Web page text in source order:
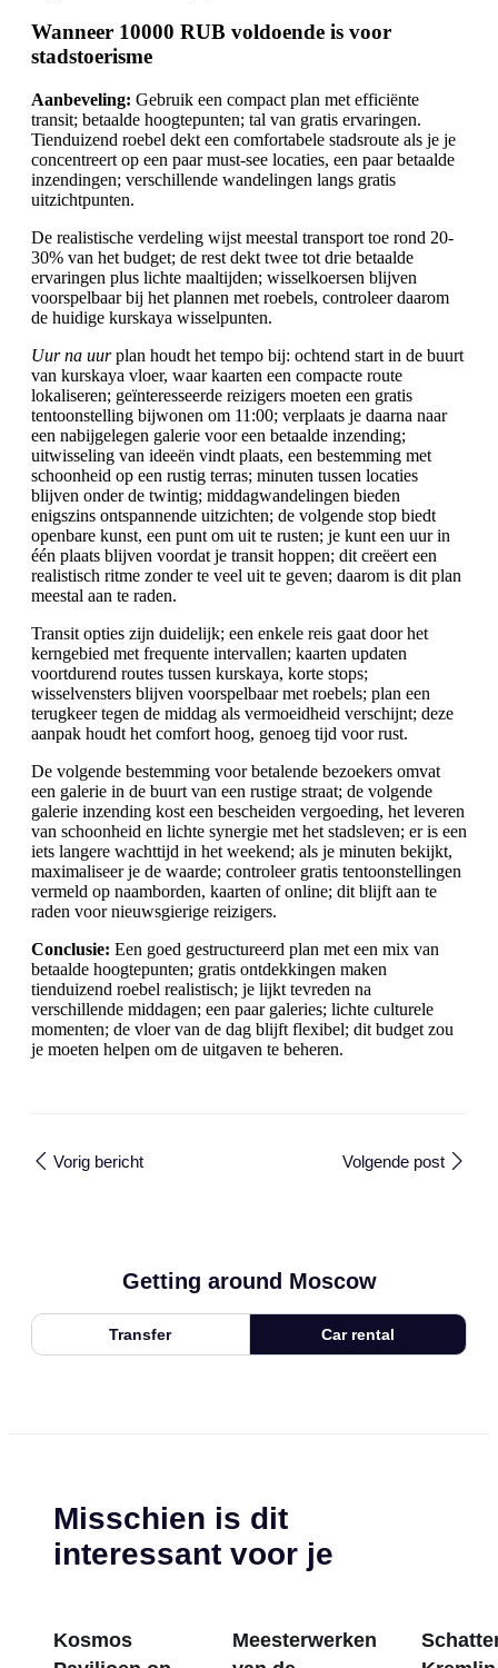
Wanneer 10000 RUB voldoende is voor
stadstoerisme
Aanbeveling: Gebruik een compact plan met efficiënte
transit; betaalde hoogtepunten; tal van gratis ervaringen.
Tienduizend roebel dekt een comfortabele stadsroute als je je
concentreert op een paar must-see locaties, een paar betaalde
inzendingen; verschillende wandelingen langs gratis
uitzichtpunten.
De realistische verdeling wijst meestal transport toe rond 20-
30% van het budget; de rest dekt twee tot drie betaalde
ervaringen plus lichte maaltijden; wisselkoersen blijven
voorspelbaar bij het plannen met roebels, controleer daarom
de huidige kurskaya wisselpunten.
Uur na uurplan houdt het tempo bij: ochtend start in de buurt
van kurskaya vloer, waar kaarten een compacte route
lokaliseren; geïnteresseerde reizigers moeten een gratis
tentoonstelling bijwonen om 11:00; verplaats je daarna naar
een nabijgelegen galerie voor een betaalde inzending;
uitwisseling van ideeën vindt plaats, een bestemming met
schoonheid op een rustig terras; minuten tussen locaties
blijven onder de twintig; middagwandelingen bieden
enigszins ontspannende uitzichten; de volgende stop biedt
openbare kunst, een punt om uit te rusten; je kunt een uur in
één plaats blijven voordat je transit hoppen; dit creëert een
realistisch ritme zonder te veel uit te geven; daarom is dit plan
meestal aan te raden.
Transit opties zijn duidelijk; een enkele reis gaat door het
kerngebied met frequente intervallen; kaarten updaten
voortdurend routes tussen kurskaya, korte stops;
wisselvensters blijven voorspelbaar met roebels; plan een
terugkeer tegen de middag als vermoeidheid verschijnt; deze
aanpak houdt het comfort hoog, genoeg tijd voor rust.
De volgende bestemming voor betalende bezoekers omvat
een galerie in de buurt van een rustige straat; de volgende
galerie inzending kost een bescheiden vergoeding, het leveren
van schoonheid en lichte synergie met het stadsleven; er is een
iets langere wachttijd in het weekend; als je minuten bekijkt,
maximaliseer je de waarde; controleer gratis tentoonstellingen
vermeld op naamborden, kaarten of online; dit blijft aan te
raden voor nieuwsgierige reizigers.
Conclusie: Een goed gestructureerd plan met een mix van
betaalde hoogtepunten; gratis ontdekkingen maken
tienduizend roebel realistisch; je lijkt tevreden na
verschillende middagen; een paar galeries; lichte culturele
momenten; de vloer van de dag blijft flexibel; dit budget zou
je moeten helpen om de uitgaven te beheren.
Vorig bericht Volgende post
Getting around Moscow
Transfer Car rental
Misschien is dit
interessant voor je
Kosmos
Meesterwerken